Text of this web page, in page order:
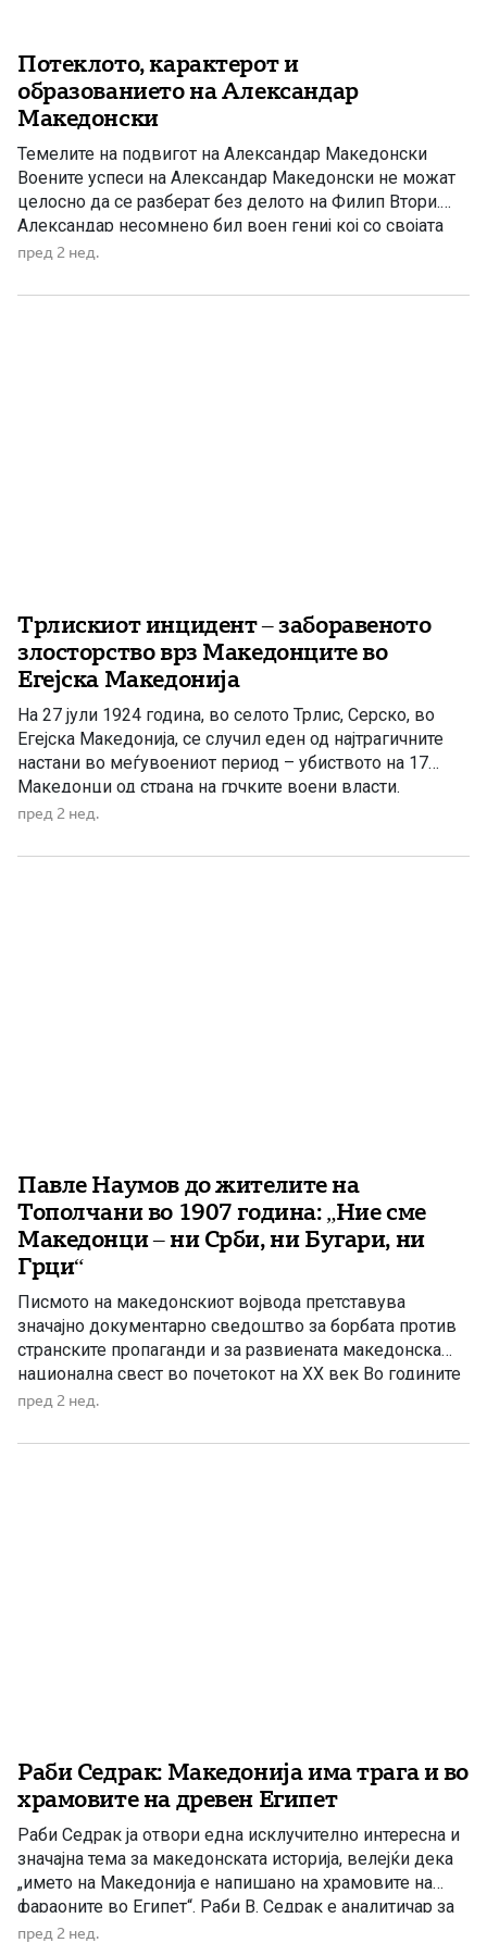
Потеклото, карактерот и
образованието на Александар
Македонски
Темелите на подвигот на Александар Македонски
Воените успеси на Александар Македонски не можат
целосно да се разберат без делото на Филип Втори.
Александар несомнено бил воен гениј кој со својата
храброст, визија и командантски способности создал
најдобро организираната војска на тогашниот свет.
пред 2 нед.
Трлискиот инцидент – заборавеното
злосторство врз Македонците во
Егејска Македонија
На 27 јули 1924 година, во селото Трлис, Серско, во
Егејска Македонија, се случил еден од најтрагичните
настани во меѓувоениот период – убиството на 17
Македонци од страна на грчките воени власти.
Настанот, познат како Трлиски инцидент, останува
доживувало македонското население во годините по
пред 2 нед.
Павле Наумов до жителите на
Тополчани во 1907 година: „Ние сме
Македонци – ни Срби, ни Бугари, ни
Грци“
Писмото на македонскиот војвода претставува
значајно документарно сведоштво за борбата против
странските пропаганди и за развиената македонска
национална свест во почетокот на XX век Во годините
по Илинденското востание Македонија била
Покрај османлиската власт, македонското население
пред 2 нед.
Раби Седрак: Македонија има трага и во
храмовите на древен Египет
Раби Седрак ја отвори една исклучително интересна и
значајна тема за македонската историја, велејќи дека
„името на Македонија е напишано на храмовите на
фараоните во Египет“. Раби В. Седрак е аналитичар за
Блискиот Исток и безбедност. Институтот за европски
пред 2 нед.